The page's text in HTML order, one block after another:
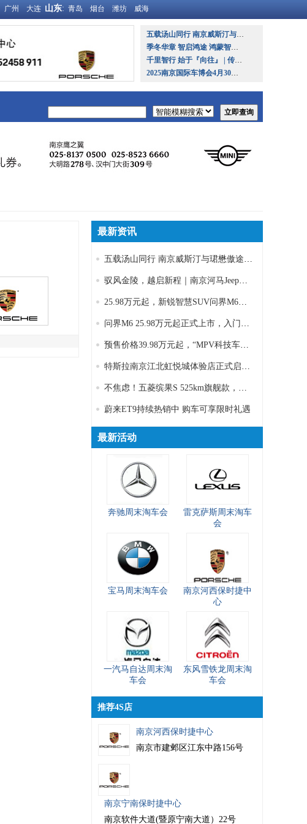
广州 大连 山东: 青岛 烟台 潍坊 威海
五载汤山同行 南京威斯汀与珺懋傲途格发布2026暑期全新度假矩阵
季冬华章 智启鸿途 鸿蒙智行试驾尊享试驾体验日南京站圆满落幕
千里智行 始于『向往』 | 传祺向往M8乾崑系列上市发布会南京站圆满落幕！
2025南京国际车博会4月30日盛大开幕
最新资讯
五载汤山同行 南京威斯汀与珺懋傲途格发布2026暑期全新度假矩阵
驭风金陵，越启新程｜南京河马Jeep门店盛大开业
25.98万元起，新锐智慧SUV问界M6正式上市
问界M6 25.98万元起正式上市，入门即Max+
预售价格39.98万元起，“MPV科技车皇”智界V9以颠覆性产品实力重塑MPV市场格局
特斯拉南京江北虹悦城体验店正式启幕，赋能浦口纯电新生活
不焦虑！五菱缤果S 525km旗舰款，做你的全能生活搭子
蔚来ET9持续热销中 购车可享限时礼遇
最新活动
奔驰周末淘车会
雷克萨斯周末淘车
会
宝马周末淘车会
南京河西保时捷中
心
一汽马自达周末淘
车会
东风雪铁龙周末淘
车会
推荐4S店
南京河西保时捷中心
南京市建邺区江东中路156号
南京宁南保时捷中心
南京软件大道(暨原宁南大道）22号